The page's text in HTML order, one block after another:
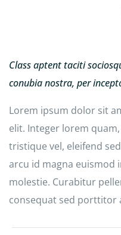
Class aptent taciti
conubia nostra, per
Lorem ipsum dolor sit
elit. Integer lorem
tristique vel, eleifend
arcu id magna euismod
molestie. Curabitur
consequat sed